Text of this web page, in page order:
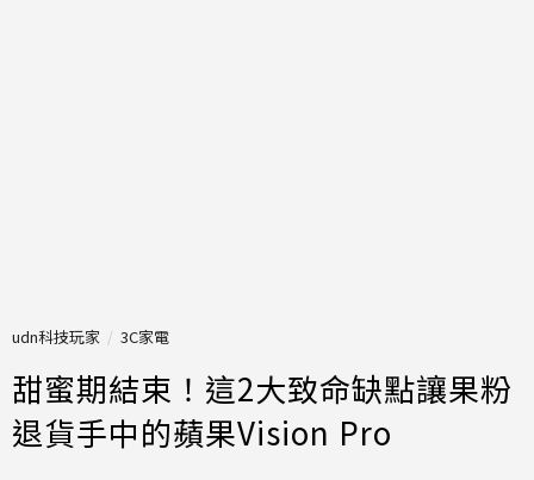
udn科技玩家 3C家電
甜蜜期結束！這2大致命缺點讓果粉
退貨手中的蘋果Vision Pro